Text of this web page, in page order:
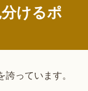
けるポ
っています。